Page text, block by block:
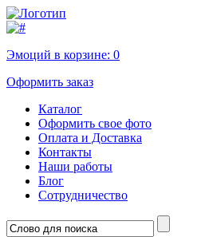
Эмоций в корзине: 0
Оформить заказ
Каталог
Оформить свое фото
Оплата и Доставка
Контакты
Наши работы
Блог
Сотрудничество